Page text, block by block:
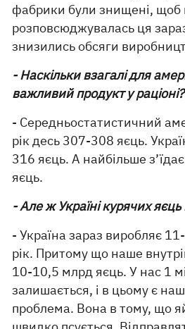
фабрики були знищені, щоб
розповсюджувалась ця
знизились обсяги
- Наскільки взагалі для
важливий продукт у раціоні?
- Середньостатистичний
рік десь 307-308 яєць.
316 яєць. А найбільше
яєць.
- Але ж Україні курячих яєць
- Україна зараз виробляє
рік. Притому що наше
10-10,5 млрд яєць. У нас 1
залишається, і в цьому є
проблема. Вона в тому, що